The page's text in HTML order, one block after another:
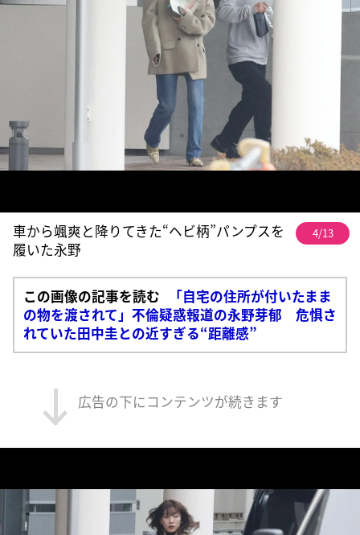
車から颯爽と降りてきた“ヘビ柄”パンプスを
履いた永野
4/13
この画像の記事を読む
「自宅の住所が付いたまま
の物を渡されて」不倫疑惑報道の永野芽郁 危惧さ
れていた田中圭との近すぎる“距離感”
広告の下にコンテンツが続きます